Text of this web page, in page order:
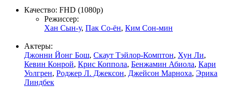
Качество: FHD (1080p)
Режиссер:
Хан Сын-у, Пак Со-ён, Ким Сон-мин
Актеры:
Джонни Йонг Бош, Скаут Тэйлор-Комптон, Хун Ли,
Кевин Конрой, Крис Коппола, Бенжамин Абиола, Кари
Уолгрен, Роджер Л. Джексон, Джейсон Марноха, Эрика
Линдбек